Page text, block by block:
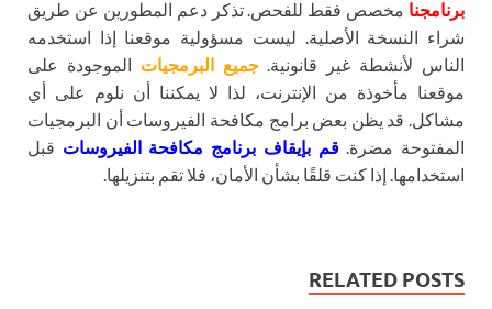
برنامجنا مخصص فقط للفحص. تذكر دعم المطورين عن طريق
شراء النسخة الأصلية. ليست مسؤولية موقعنا إذا استخدمه
الناس لأنشطة غير قانونية.جميع البرمجيات الموجودة على
موقعنا مأخوذة من الإنترنت، لذا لا يمكننا أن نلوم على أي
مشاكل. قد يظن بعض برامج مكافحة الفيروسات أن البرمجيات
المفتوحة مضرة.قم بإيقاف برنامج مكافحة الفيروسات قبل
استخدامها. إذا كنت قلقًا بشأن الأمان، فلا تقم بتنزيلها.
RELATED POSTS